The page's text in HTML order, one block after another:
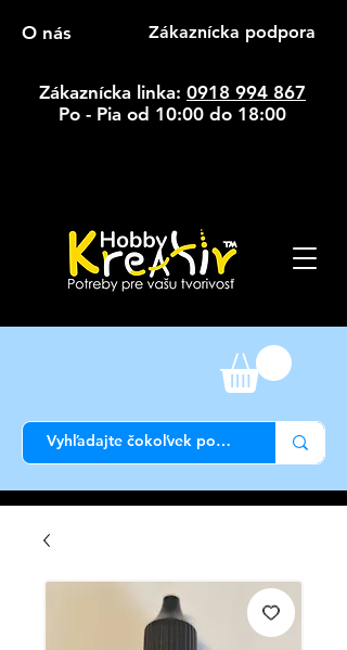
O nás Zákaznícka podpora
Zákaznícka linka: 0918 994 867
Po - Pia od 10:00 do 18:00